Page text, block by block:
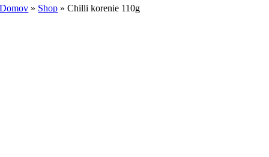
Domov » Shop »Chilli korenie 110g